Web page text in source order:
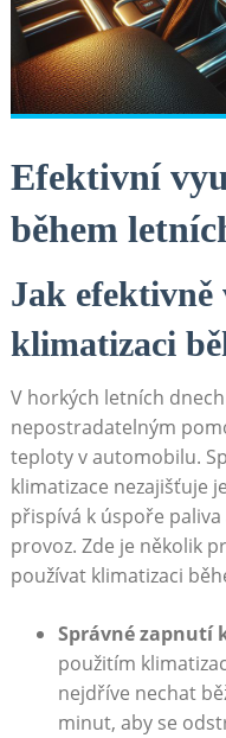
Efektivní‌
během
Jak efektivně
klimatizaci
V horkých letních
⁣nepostradatelným
teploty v automobilu.
klimatizace​ nezajišťuje
přispívá​ k úspoře
provoz.‌ Zde je ‌několik
používat‌ klimatizaci​
Správné‍ zapnutí
⁢použitím
nejdříve nechat
minut, aby se⁣